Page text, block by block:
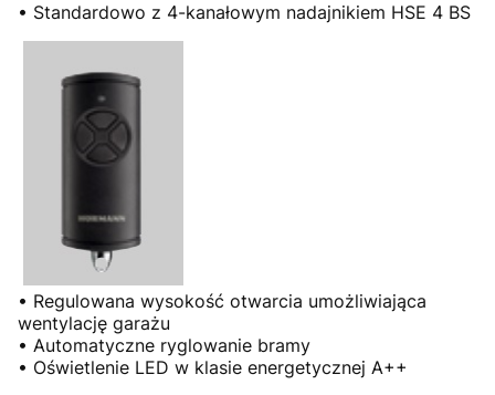
• Standardowo z 4-kanałowym nadajnikiem HSE 4 BS
• Regulowana wysokość otwarcia umożliwiająca
wentylację garażu
• Automatyczne ryglowanie bramy
• Oświetlenie LED w klasie energetycznej A++